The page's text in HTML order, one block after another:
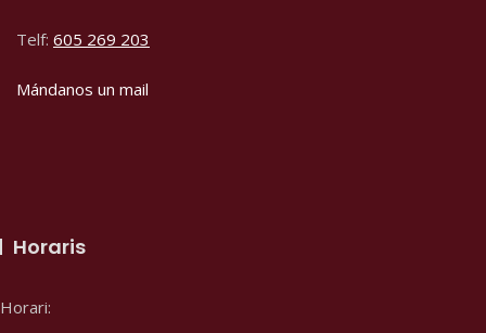
Telf: 605 269 203
Mándanos un mail
Horaris
Horari: